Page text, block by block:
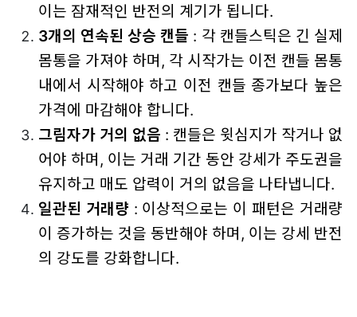
이는 잠재적인 반전의 계기가 됩니다.
3개의 연속된 상승 캔들 : 각 캔들스틱은 긴 실제
몸통을 가져야 하며, 각 시작가는 이전 캔들 몸통
내에서 시작해야 하고 이전 캔들 종가보다 높은
가격에 마감해야 합니다.
그림자가 거의 없음 : 캔들은 윗심지가 작거나 없
어야 하며, 이는 거래 기간 동안 강세가 주도권을
유지하고 매도 압력이 거의 없음을 나타냅니다.
일관된 거래량 : 이상적으로는 이 패턴은 거래량
이 증가하는 것을 동반해야 하며, 이는 강세 반전
의 강도를 강화합니다.